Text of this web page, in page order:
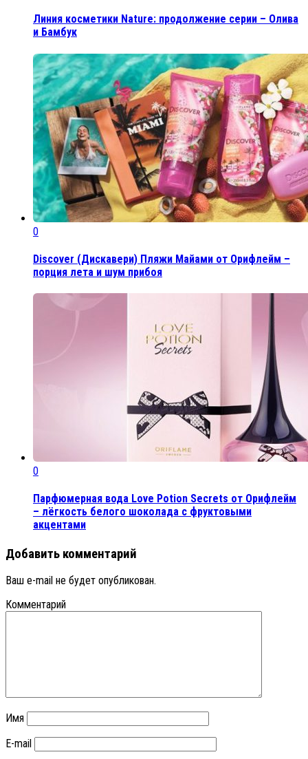
Линия косметики Nature: продолжение серии – Олива
и Бамбук
0
Discover (Дискавери) Пляжи Майами от Орифлейм –
порция лета и шум прибоя
0
Парфюмерная вода Love Potion Secrets от Орифлейм
– лёгкость белого шоколада с фруктовыми
акцентами
Добавить комментарий
Ваш e-mail не будет опубликован.
Комментарий
Имя
E-mail